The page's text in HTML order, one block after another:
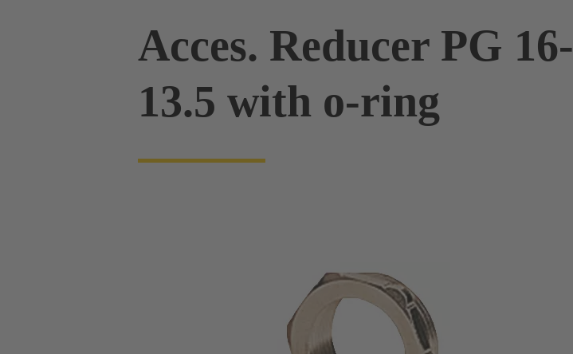
Acces. Reducer PG 16-
13.5 with o-ring